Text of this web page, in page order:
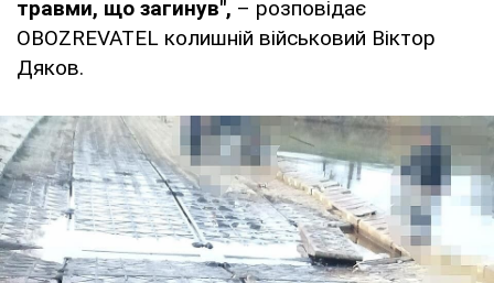
травми, що загинув", – розповідає
OBOZREVATEL колишній військовий Віктор
Дяков.